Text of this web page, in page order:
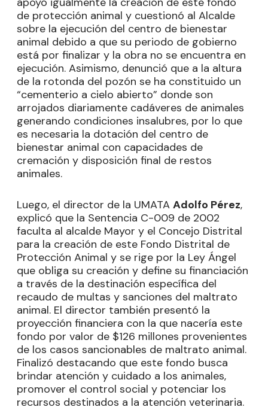
de protección animal y cuestionó al Alcalde
sobre la ejecución del centro de bienestar
animal debido a que su periodo de gobierno
está por finalizar y la obra no se encuentra en
ejecución. Asimismo, denunció que a la altura
de la rotonda del pozón se ha constituido un
“cementerio a cielo abierto” donde son
arrojados diariamente cadáveres de animales
generando condiciones insalubres, por lo que
es necesaria la dotación del centro de
bienestar animal con capacidades de
cremación y disposición final de restos
animales.
Luego, el director de la UMATA Adolfo Pérez,
explicó que la Sentencia C-009 de 2002
faculta al alcalde Mayor y el Concejo Distrital
para la creación de este Fondo Distrital de
Protección Animal y se rige por la Ley Ángel
que obliga su creación y define su financiación
a través de la destinación específica del
recaudo de multas y sanciones del maltrato
animal. El director también presentó la
proyección financiera con la que nacería este
fondo por valor de $126 millones provenientes
de los casos sancionables de maltrato animal.
Finalizó destacando que este fondo busca
brindar atención y cuidado a los animales,
promover el control social y potenciar los
recursos destinados a la atención veterinaria.